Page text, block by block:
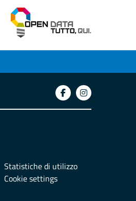
Statistiche di utilizzo
Cookie settings